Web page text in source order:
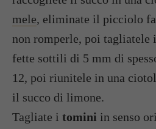
mele, eliminate il picciolo
non romperle, poi tagliatele
fette sottili di 5 mm di
12, poi riunitele in una
il succo di limone.
Tagliate i tomini in senso